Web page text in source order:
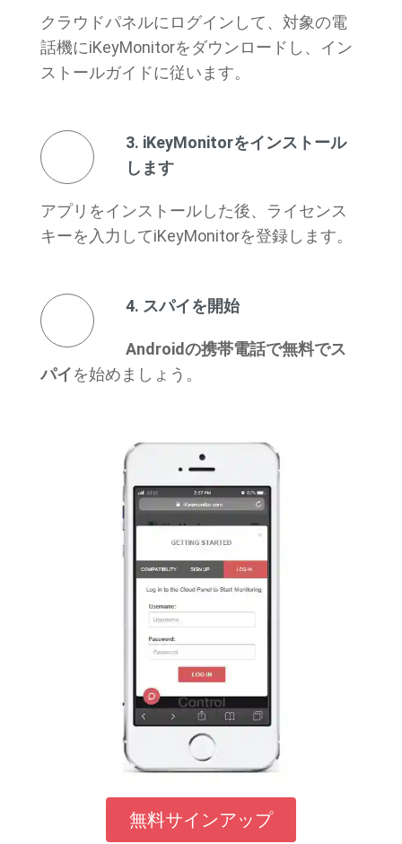
クラウドパネルにログインして、対象の電
話機にiKeyMonitorをダウンロードし、イン
ストールガイドに従います。
3. iKeyMonitorをインストール
します
アプリをインストールした後、ライセンス
キーを入力してiKeyMonitorを登録します。
4. スパイを開始
Androidの携帯電話で無料でス
パイを始めましょう。
無料サインアップ